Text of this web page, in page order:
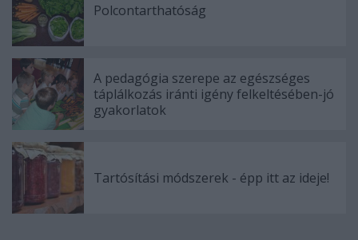
Polcontarthatóság
A pedagógia szerepe az egészséges
táplálkozás iránti igény felkeltésében-jó
gyakorlatok
Tartósítási módszerek - épp itt az ideje!